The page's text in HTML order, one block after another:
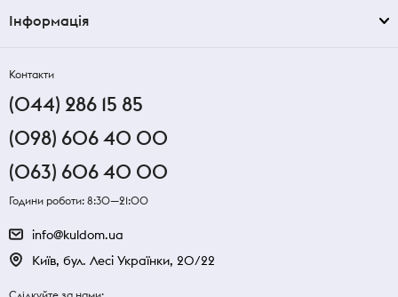
Інформація
Контакти
(044) 286 15 85
(098) 606 40 00
(063) 606 40 00
Години роботи: 8:30—21:00
info@kuldom.ua
Київ, бул. Лесі Українки, 20/22